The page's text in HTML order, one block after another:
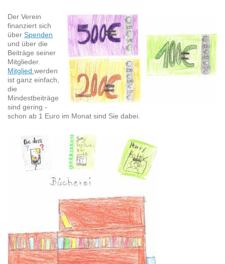
Der Verein
finanziert sich
über Spenden
und über die
Beiträge seiner
Mitglieder.
Mitglied werden
ist ganz einfach,
die
Mindestbeiträge
sind gering -
schon ab 1 Euro im Monat sind Sie dabei.